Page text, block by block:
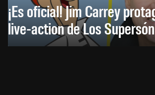
¡Es oficial! Jim Carrey
live-action de Los